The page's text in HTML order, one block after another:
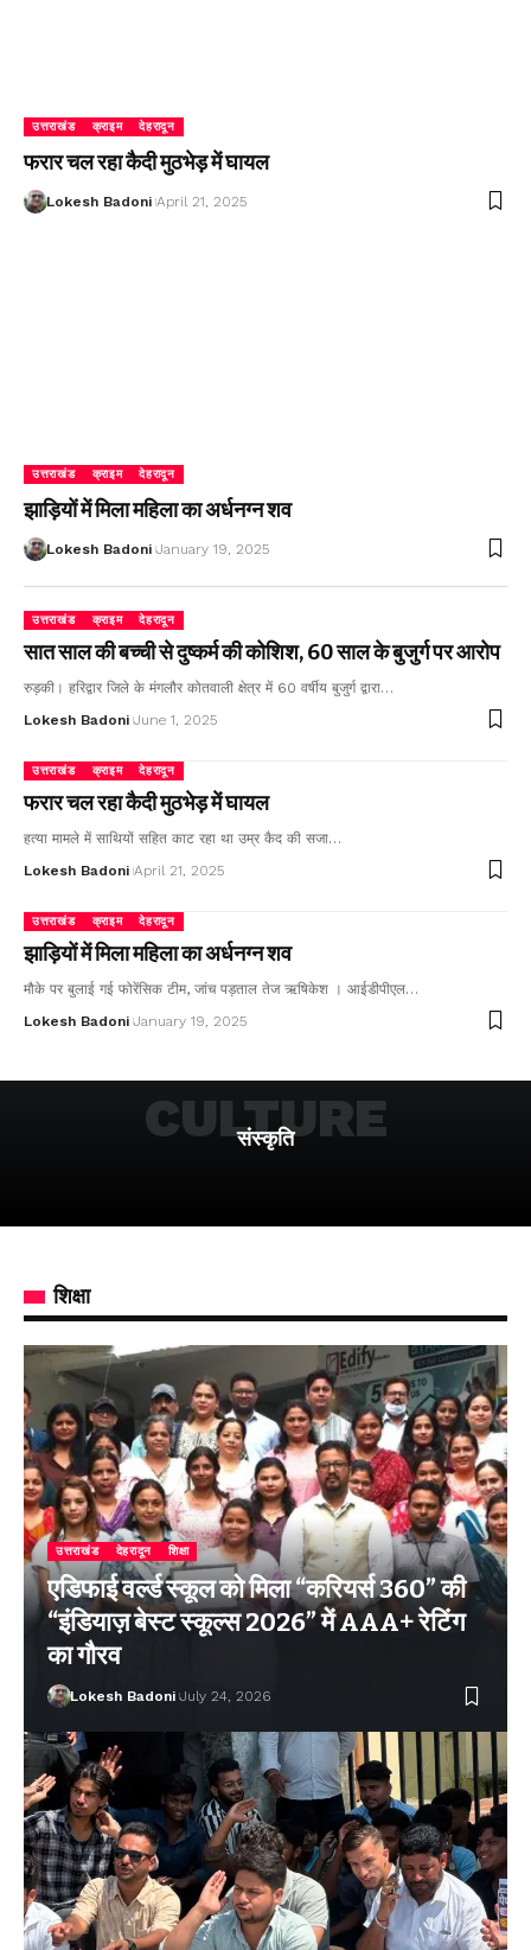
उत्तराखंड क्राइम देहरादून
फरार चल रहा कैदी मुठभेड़ में घायल
Lokesh Badoni April 21, 2025
उत्तराखंड क्राइम देहरादून
झाड़ियों में मिला महिला का अर्धनग्न शव
Lokesh Badoni January 19, 2025
उत्तराखंड क्राइम देहरादून
सात साल की बच्ची से दुष्कर्म की कोशिश, 60 साल के बुजुर्ग पर आरोप
रुड़की। हरिद्वार जिले के मंगलौर कोतवाली क्षेत्र में 60 वर्षीय बुजुर्ग द्वारा…
Lokesh Badoni June 1, 2025
उत्तराखंड क्राइम देहरादून
फरार चल रहा कैदी मुठभेड़ में घायल
हत्या मामले में साथियों सहित काट रहा था उम्र कैद की सजा…
Lokesh Badoni April 21, 2025
उत्तराखंड क्राइम देहरादून
झाड़ियों में मिला महिला का अर्धनग्न शव
मौके पर बुलाई गई फोरेंसिक टीम, जांच पड़ताल तेज ऋषिकेश । आईडीपीएल…
Lokesh Badoni January 19, 2025
संस्कृति
CULTURE
शिक्षा
उत्तराखंड देहरादून शिक्षा
एडिफाई वर्ल्ड स्कूल को मिला “करियर्स 360” की
“इंडियाज़ बेस्ट स्कूल्स 2026” में AAA+ रेटिंग
का गौरव
Lokesh Badoni July 24, 2026